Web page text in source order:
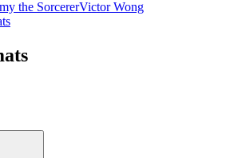
the SorcererVictor Wong